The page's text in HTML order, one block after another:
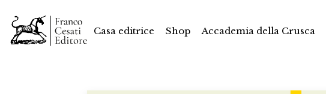
Casa editrice Shop Accademia della Crusca